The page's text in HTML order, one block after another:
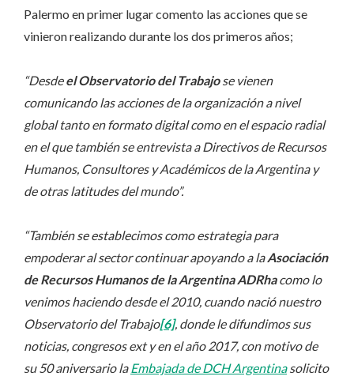
Palermo en primer lugar comento las acciones que se
vinieron realizando durante los dos primeros años;
“Desdeel Observatorio del Trabajose vienen
comunicando las acciones de la organización a nivel
global tanto en formato digital como en el espacio radial
en el que también se entrevista a Directivos de Recursos
Humanos, Consultores y Académicos de la Argentina y
de otras latitudes del mundo”.
“También se establecimos como estrategia para
empoderar al sector continuar apoyando a laAsociación
de Recursos Humanos de la Argentina ADRhacomo lo
venimos haciendo desde el 2010, cuando nació nuestro
Observatorio del Trabajo[6], donde le difundimos sus
noticias, congresos ext y en el año 2017, con motivo de
su 50 aniversario la Embajada de DCH Argentinasolicito